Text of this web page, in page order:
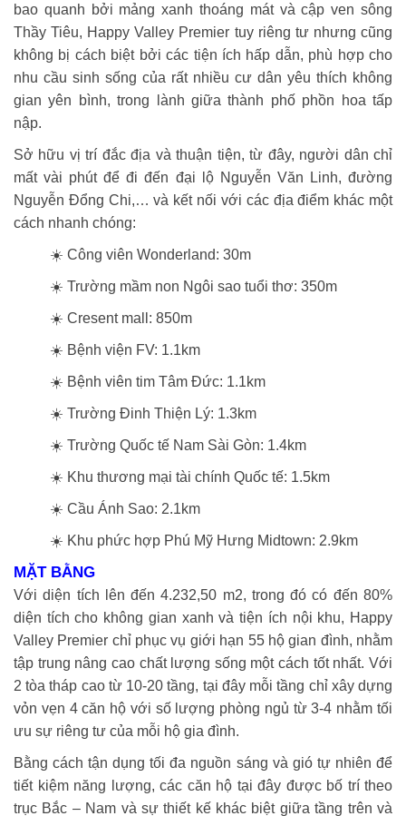
bao quanh bởi mảng xanh thoáng mát và cập ven sông
Thầy Tiêu, Happy Valley Premier tuy riêng tư nhưng cũng
không bị cách biệt bởi các tiện ích hấp dẫn, phù hợp cho
nhu cầu sinh sống của rất nhiều cư dân yêu thích không
gian yên bình, trong lành giữa thành phố phồn hoa tấp
nập.
Sở hữu vị trí đắc địa và thuận tiện, từ đây, người dân chỉ
mất vài phút để đi đến đại lộ Nguyễn Văn Linh, đường
Nguyễn Đổng Chi,… và kết nối với các địa điểm khác một
cách nhanh chóng:
☀️ Công viên Wonderland: 30m
☀️ Trường mầm non Ngôi sao tuổi thơ: 350m
☀️ Cresent mall: 850m
☀️ Bệnh viện FV: 1.1km
☀️ Bệnh viên tim Tâm Đức: 1.1km
☀️ Trường Đinh Thiện Lý: 1.3km
☀️ Trường Quốc tế Nam Sài Gòn: 1.4km
☀️ Khu thương mại tài chính Quốc tế: 1.5km
☀️ Cầu Ánh Sao: 2.1km
☀️ Khu phức hợp Phú Mỹ Hưng Midtown: 2.9km
MẶT BẰNG
Với diện tích lên đến 4.232,50 m2, trong đó có đến 80%
diện tích cho không gian xanh và tiện ích nội khu, Happy
Valley Premier chỉ phục vụ giới hạn 55 hộ gian đình, nhằm
tập trung nâng cao chất lượng sống một cách tốt nhất. Với
2 tòa tháp cao từ 10-20 tầng, tại đây mỗi tầng chỉ xây dựng
vỏn vẹn 4 căn hộ với số lượng phòng ngủ từ 3-4 nhằm tối
ưu sự riêng tư của mỗi hộ gia đình.
Bằng cách tận dụng tối đa nguồn sáng và gió tự nhiên để
tiết kiệm năng lượng, các căn hộ tại đây được bố trí theo
trục Bắc – Nam và sự thiết kế khác biệt giữa tầng trên và